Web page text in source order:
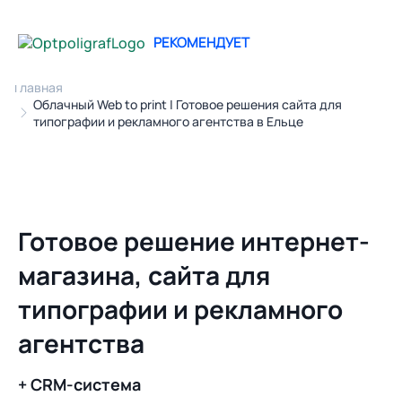
Главная
Облачный Web to print | Готовое решения сайта для
типографии и рекламного агентства в Ельце
РЕКОМЕНДУЕТ
Готовое решение интернет-
магазина, сайта для
типографии и рекламного
агентства
+ CRM-система